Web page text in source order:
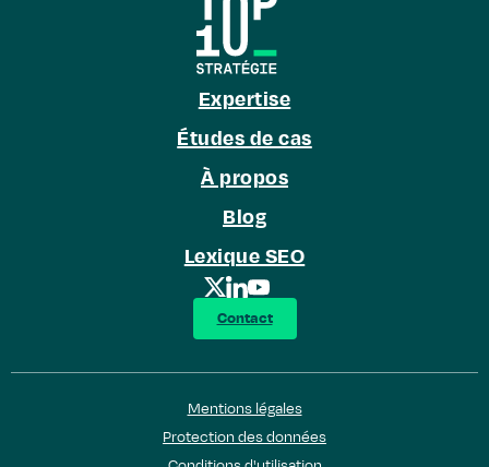
Expertise
Études de cas
À propos
Blog
Lexique SEO
Contact
Mentions légales
Protection des données